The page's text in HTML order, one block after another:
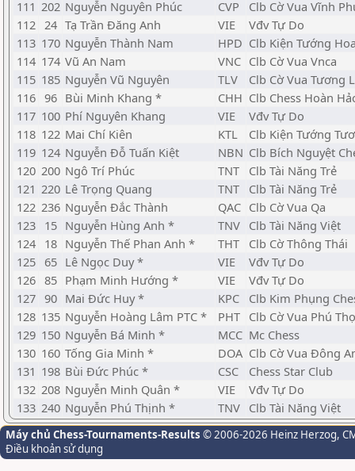
111 202 Nguyễn Nguyên Phúc CVP
Clb Cờ Vua Vĩnh
112 24 Tạ Trần Đăng Anh VIE
Vđv Tự Do
113 170 Nguyễn Thành Nam HPD Clb Kiện Tướng
114 174 Vũ An Nam VNC Clb Cờ Vua Vnca
115 185 Nguyễn Vũ Nguyên TLV
Clb Cờ Vua Tương
116 96 Bùi Minh Khang * CHH Clb Chess Hoàn
117 100 Phí Nguyên Khang VIE
Vđv Tự Do
118 122 Mai Chí Kiên KTL
Clb Kiện Tướng
119 124 Nguyễn Đỗ Tuấn Kiệt NBN Clb Bích Nguyệt
120 200 Ngô Trí Phúc TNT
Clb Tài Năng Trẻ
121 220 Lê Trọng Quang TNT
Clb Tài Năng Trẻ
122 236 Nguyễn Đắc Thành QAC Clb Cờ Vua Qa
123 15 Nguyễn Hùng Anh * TNV Clb Tài Năng Việt
124 18 Nguyễn Thế Phan Anh * THT
Clb Cờ Thông Thái
125 65 Lê Ngọc Duy * VIE
Vđv Tự Do
126 85 Phạm Minh Hướng * VIE
Vđv Tự Do
127 90 Mai Đức Huy * KPC
Clb Kim Phụng
128 135 Nguyễn Hoàng Lâm PTC * PHT Clb Cờ Vua Phú Thọ
129 150 Nguyễn Bá Minh * MCC Mc Chess
130 160 Tống Gia Minh * DOA Clb Cờ Vua Đông
131 198 Bùi Đức Phúc * CSC
Chess Star Club
132 208 Nguyễn Minh Quân * VIE
Vđv Tự Do
133 240 Nguyễn Phú Thịnh * TNV Clb Tài Năng Việt
Máy chủ Chess-Tournaments-Results © 2006-2026 Heinz Herzog,
Điều khoản sử dụng